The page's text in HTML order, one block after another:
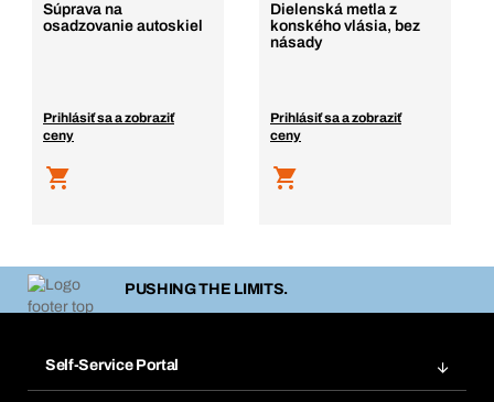
Súprava na
osadzovanie autoskiel
Prihlásiť sa a zobraziť
ceny
Dielenská metla z
konského vlásia, bez
násady
Prihlásiť sa a zobraziť
ceny
PUSHING THE LIMITS.
Self-Service Portal